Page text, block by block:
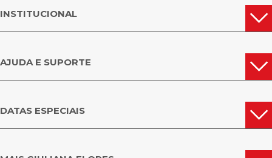
INSTITUCIONAL
AJUDA E SUPORTE
DATAS ESPECIAIS